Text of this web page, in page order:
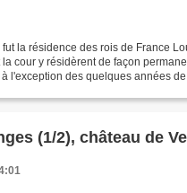
la résidence des rois de France
cour y résidèrent de façon
l'exception des quelques années
(1/2), château de